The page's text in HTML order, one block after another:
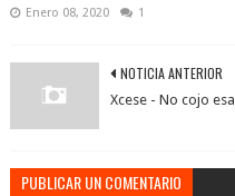
Enero 08, 2020 1
NOTICIA ANTERIOR
Xcese - No cojo esa
PUBLICAR UN COMENTARIO